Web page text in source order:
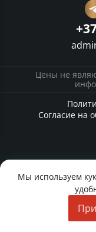
Цены не
Согласие на
Мы используем